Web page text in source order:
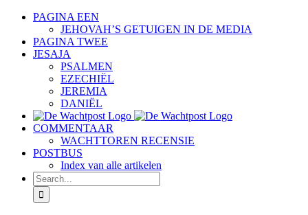
Skip
content
PAGINA EEN
JEHOVAH’S GETUIGEN IN DE MEDIA
PAGINA TWEE
JESAJA
PSALMEN
EZECHIËL
JEREMIA
DANIËL
COMMENTAAR
WACHTTOREN RECENSIE
POSTBUS
Index van alle artikelen
Search
for: